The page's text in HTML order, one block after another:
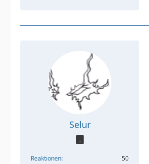
Selur
.
Reaktionen
50